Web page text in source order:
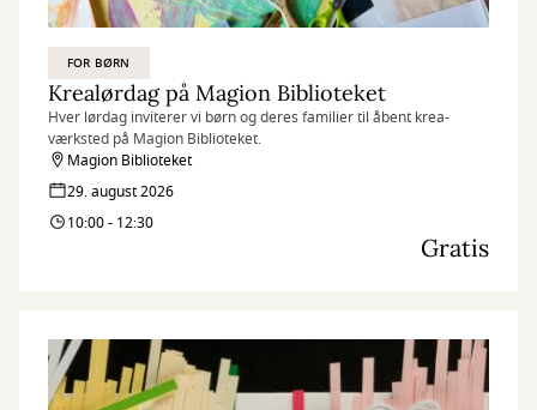
FOR BØRN
Krealørdag på Magion Biblioteket
Hver lørdag inviterer vi børn og deres familier til åbent krea-
værksted på Magion Biblioteket.
Magion Biblioteket
29. august 2026
10:00 - 12:30
Gratis